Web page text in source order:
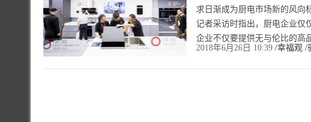
求日渐成为厨电市场新的风向
记者采访时指出，厨电企业仅
企业不仅要提供无与伦比的高
2018年6月26日 10:39 /幸福观 /